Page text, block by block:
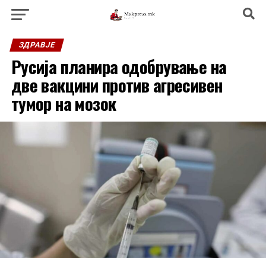
ЗДРАВЈЕ
Русија планира одобрување на
две вакцини против агресивен
тумор на мозок